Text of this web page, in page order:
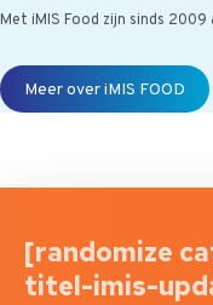
Met iMIS Food zijn sinds 2009
Meer over iMIS FOOD
[randomize
titel-imis-